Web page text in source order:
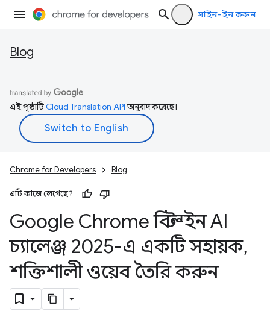
সাইন-ইন করুন
Blog
এই পৃষ্ঠাটিCloud Translation APIঅনুবাদ করেছে।
Chrome for Developers Blog
এটি কাজে লেগেছে?
Google Chrome বিল্ট-ইন AI
চ্যালেঞ্জ 2025-এ একটি সহায়ক,
শক্তিশালী ওয়েব তৈরি করুন